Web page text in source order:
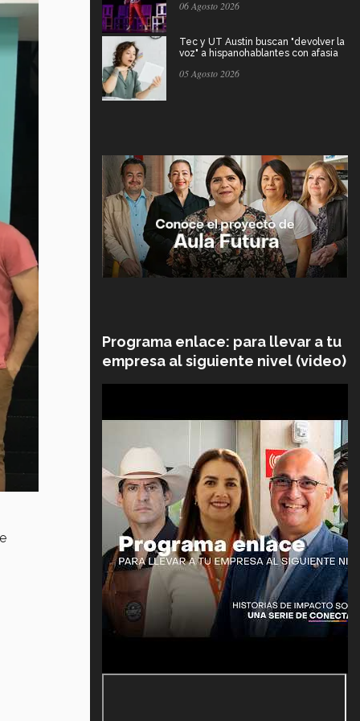
06 Agosto 2026
Tec y UT Austin buscan "devolver la
voz" a hispanohablantes con afasia
05 Agosto 2026
Programa enlace: para llevar a tu
empresa al siguiente nivel (video)